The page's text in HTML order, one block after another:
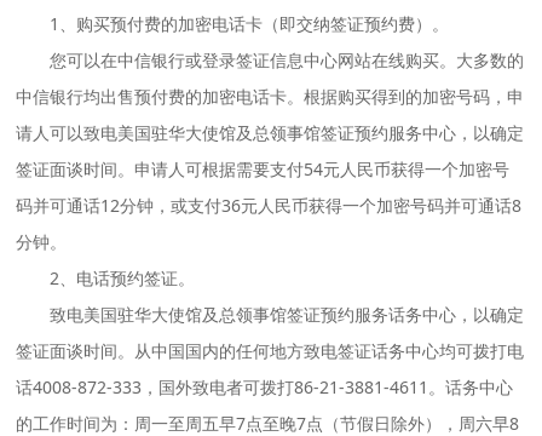
1、购买预付费的加密电话卡（即交纳签证预约费）。
您可以在中信银行或登录签证信息中心网站在线购买。大多数的
中信银行均出售预付费的加密电话卡。根据购买得到的加密号码，申
请人可以致电美国驻华大使馆及总领事馆签证预约服务中心，以确定
签证面谈时间。申请人可根据需要支付54元人民币获得一个加密号
码并可通话12分钟，或支付36元人民币获得一个加密号码并可通话8
分钟。
2、电话预约签证。
致电美国驻华大使馆及总领事馆签证预约服务话务中心，以确定
签证面谈时间。从中国国内的任何地方致电签证话务中心均可拨打电
话4008-872-333，国外致电者可拨打86-21-3881-4611。话务中心
的工作时间为：周一至周五早7点至晚7点（节假日除外），周六早8